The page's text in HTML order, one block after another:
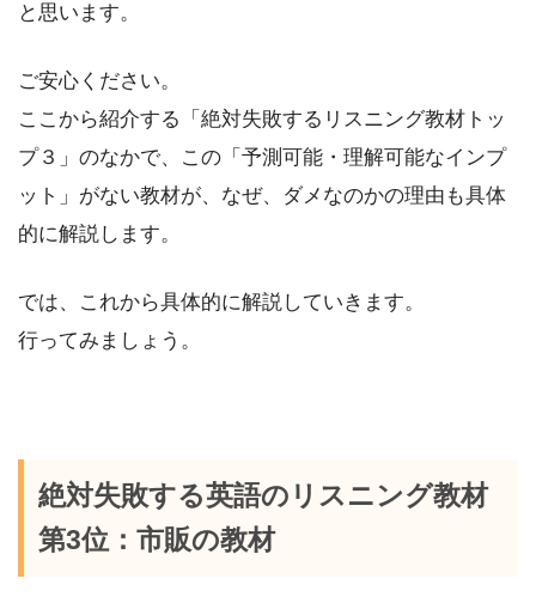
と思います。
ご安心ください。
ここから紹介する「絶対失敗するリスニング教材トッ
プ３」のなかで、この「予測可能・理解可能なインプ
ット」がない教材が、なぜ、ダメなのかの理由も具体
的に解説します。
では、これから具体的に解説していきます。
行ってみましょう。
絶対失敗する英語のリスニング教材
第3位：市販の教材